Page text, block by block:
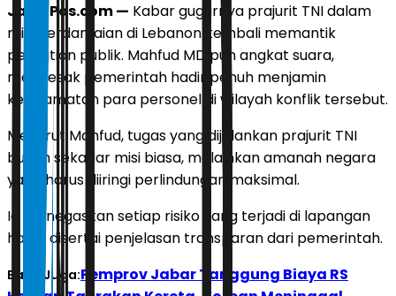
JawaPos.com — Kabar gugurnya prajurit TNI dalam
misi perdamaian di Lebanon kembali memantik
perhatian publik. Mahfud MD pun angkat suara,
mendesak pemerintah hadir penuh menjamin
keselamatan para personel di wilayah konflik tersebut.
Menurut Mahfud, tugas yang dijalankan prajurit TNI
bukan sekadar misi biasa, melainkan amanah negara
yang harus diiringi perlindungan maksimal.
Ia menegaskan setiap risiko yang terjadi di lapangan
harus disertai penjelasan transparan dari pemerintah.
Baca Juga:Pemprov Jabar Tanggung Biaya RS